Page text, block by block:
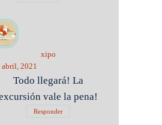
xipo
abril, 2021
Todo llegará! La
vale la pena!
Responder